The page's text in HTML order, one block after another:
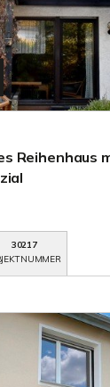
Reihenhaus
30217